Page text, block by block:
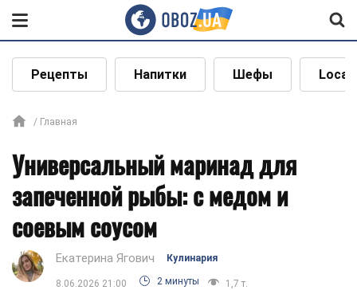
Рецепты Напитки Шефы Local
Главная
Универсальный маринад для
запеченной рыбы: с медом и
соевым соусом
Екатерина Ягович Кулинария
8.06.2026 21:00 2 минуты 1,7 т.